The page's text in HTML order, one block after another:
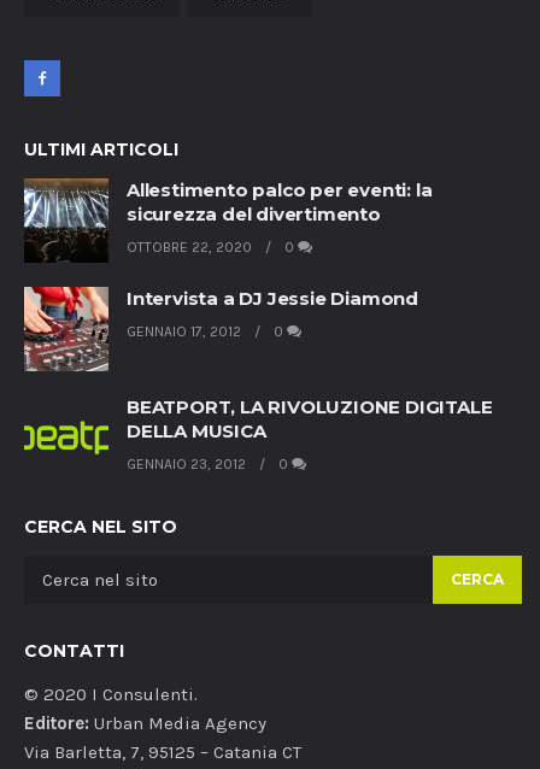
ULTIMI ARTICOLI
Allestimento palco per eventi: la
sicurezza del divertimento
OTTOBRE 22, 2020 0
Intervista a DJ Jessie Diamond
GENNAIO 17, 2012 0
BEATPORT, LA RIVOLUZIONE DIGITALE
DELLA MUSICA
GENNAIO 23, 2012 0
CERCA NEL SITO
CERCA
CONTATTI
© 2020 I Consulenti.
Editore: Urban Media Agency
Via Barletta, 7, 95125 – Catania CT